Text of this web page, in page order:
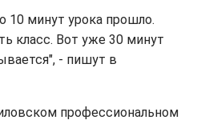
10 минут урока прошло.
класс. Вот уже 30 минут
- пишут в
профессиональном